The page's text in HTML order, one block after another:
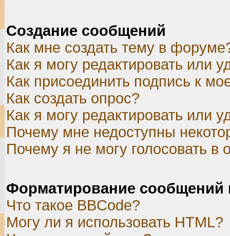
Создание сообщений
Как мне создать тему в
Как я могу редактировать или
Как присоединить подпись к
Как создать опрос?
Как я могу редактировать или
Почему мне недоступны
Почему я не могу голосовать в
Форматирование сообщений
Что такое BBCode?
Могу ли я использовать HTML?